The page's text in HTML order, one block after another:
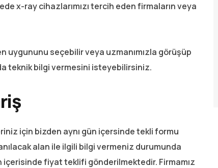
x-ray cihazlarımızı tercih eden firmaların veya
uygununu seçebilir veya uzmanımızla görüşüp
teknik bilgi vermesini isteyebilirsiniz.
için bizden aynı gün içersinde tekli formu
alan ile ilgili bilgi vermeniz durumunda
fiyat teklifi gönderilmektedir. Firmamız